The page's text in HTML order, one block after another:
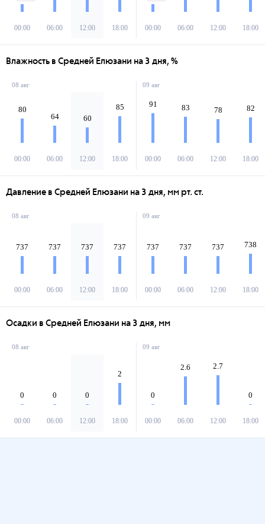
00:00 06:00 12:00 18:00 00:00 06:00 12:00 18:00
Влажность в Средней Елюзани на 3 дня, %
08 авг
80
00:00
64
06:00
60
12:00
85
18:00
09 авг
91
00:00
83
06:00
78
12:00
82
18:00
Давление в Средней Елюзани на 3 дня, мм рт. ст.
08 авг
737
00:00
737
06:00
737
12:00
737
18:00
09 авг
737
00:00
737
06:00
737
12:00
738
18:00
Осадки в Средней Елюзани на 3 дня, мм
08 авг
0
00:00
0
06:00
0
12:00
2
18:00
09 авг
0
00:00
2.6
06:00
2.7
12:00
0
18:00